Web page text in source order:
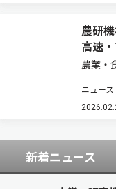
農研
高速
農業・
ルを組
度に推
り…
ニュース
新着ニュース